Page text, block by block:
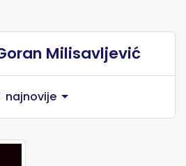
Milisavljević
najnovije